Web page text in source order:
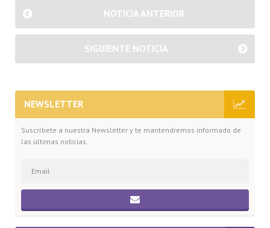
NOTICIA ANTERIOR
SIGUIENTE NOTICIA
NEWSLETTER
Suscríbete a nuestra Newsletter y te mantendremos informado de
las últimas noticias.